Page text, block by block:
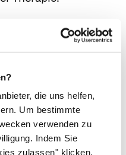
die uns helfen,
Um bestimmte
verwenden zu
Indem Sie
zulassen" klicken,
Operationen nach
auch oft kombiniert
nahe am